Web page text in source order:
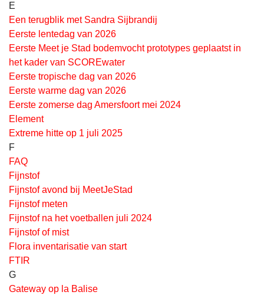
E
Een terugblik met Sandra Sijbrandij
Eerste lentedag van 2026
Eerste Meet je Stad bodemvocht prototypes geplaatst in
het kader van SCOREwater
Eerste tropische dag van 2026
Eerste warme dag van 2026
Eerste zomerse dag Amersfoort mei 2024
Element
Extreme hitte op 1 juli 2025
F
FAQ
Fijnstof
Fijnstof avond bij MeetJeStad
Fijnstof meten
Fijnstof na het voetballen juli 2024
Fijnstof of mist
Flora inventarisatie van start
FTIR
G
Gateway op la Balise